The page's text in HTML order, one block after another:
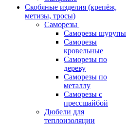
Скобяные изделия (крепёж,
метизы, тросы)
Саморезы
Саморезы шурупы
Саморезы
кровельные
Саморезы по
дереву
Саморезы по
металлу
Саморезы с
прессшайбой
Дюбели для
теплоизоляции